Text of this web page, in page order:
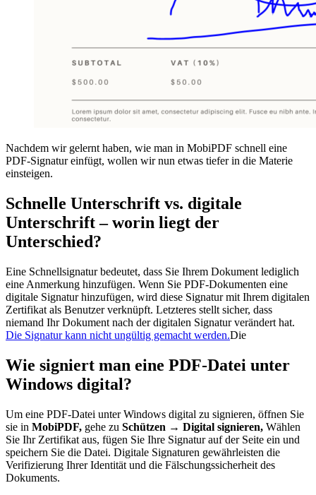
Nachdem wir gelernt haben, wie man in MobiPDF schnell eine
PDF-Signatur einfügt, wollen wir nun etwas tiefer in die Materie
einsteigen.
Schnelle Unterschrift vs. digitale
Unterschrift – worin liegt der
Unterschied?
Eine Schnellsignatur bedeutet, dass Sie Ihrem Dokument lediglich
eine Anmerkung hinzufügen. Wenn Sie PDF-Dokumenten eine
digitale Signatur hinzufügen, wird diese Signatur mit Ihrem digitalen
Zertifikat als Benutzer verknüpft. Letzteres stellt sicher, dass
niemand Ihr Dokument nach der digitalen Signatur verändert hat.
Die Signatur kann nicht ungültig gemacht werden.Die
Wie signiert man eine PDF-Datei unter
Windows digital?
Um eine PDF-Datei unter Windows digital zu signieren, öffnen Sie
sie in MobiPDF, gehe zu Schützen → Digital signieren, Wählen
Sie Ihr Zertifikat aus, fügen Sie Ihre Signatur auf der Seite ein und
speichern Sie die Datei. Digitale Signaturen gewährleisten die
Verifizierung Ihrer Identität und die Fälschungssicherheit des
Dokuments.